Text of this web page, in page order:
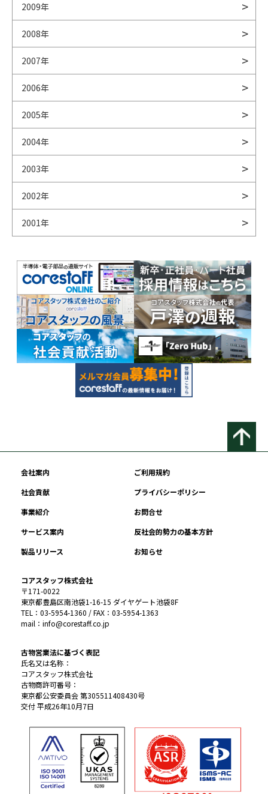
2009年
2008年
2007年
2006年
2005年
2004年
2003年
2002年
2001年
会社案内
ご利用規約
社会貢献
プライバシーポリシー
事業紹介
お問合せ
サービス案内
反社会的勢力の基本方針
製品リリース
お知らせ
コアスタッフ株式会社
〒171-0022
東京都豊島区南池袋1-16-15 ダイヤゲート池袋8F
TEL：03-5954-1360 / FAX：03-5954-1363
mail：info@corestaff.co.jp
古物営業法に基づく表記
氏名又は名称：
コアスタッフ株式会社
古物商許可番号：
東京都公安委員会 第305511408430号
交付 平成26年10月7日